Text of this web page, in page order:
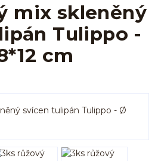
mix skleněný
Tulippo -
cm